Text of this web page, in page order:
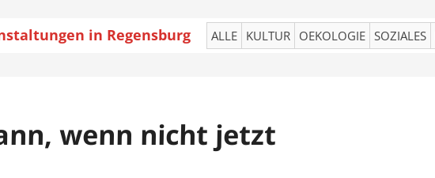
in Regensburg ALLE KULTUR OEKOLOGIE SOZIALES
wenn nicht jetzt